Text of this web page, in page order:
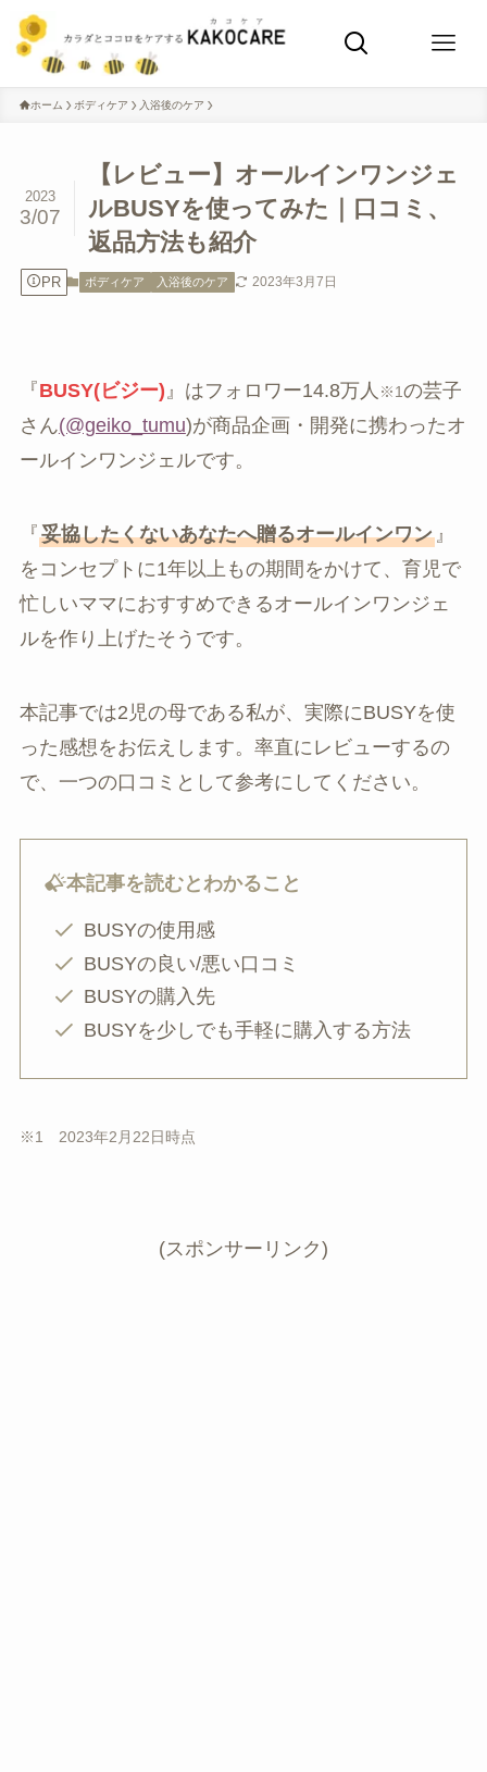
ホーム ボディケア 入浴後のケア
【レビュー】オールインワンジェ
ルBUSYを使ってみた｜口コミ、
返品方法も紹介
2023
3/07
PR ボディケア 入浴後のケア 2023年3月7日
『BUSY(ビジー)』はフォロワー14.8万人 ※1の芸子
さん(@geiko_tumu)が商品企画・開発に携わったオ
ールインワンジェルです。
『妥協したくないあなたへ贈るオールインワン』
をコンセプトに1年以上もの期間をかけて、育児で
忙しいママにおすすめできるオールインワンジェ
ルを作り上げたそうです。
本記事では2児の母である私が、実際にBUSYを使
った感想をお伝えします。率直にレビューするの
で、一つの口コミとして参考にしてください。
本記事を読むとわかること
BUSYの使用感
BUSYの良い/悪い口コミ
BUSYの購入先
BUSYを少しでも手軽に購入する方法
※1 2023年2月22日時点
(スポンサーリンク)